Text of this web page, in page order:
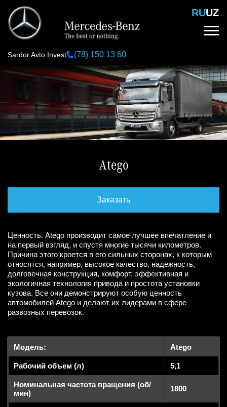
Перейти
основному
содержанию
RUUZ
Sardor Avto Invest (78) 150 13 60
Atego
Заказать
Ценность. Atego производит самое лучшее впечатление и
на первый взгляд, и спустя многие тысячи километров.
Причина этого кроется в его сильных сторонах, к которым
относятся, например, высокое качество, надежность,
долговечная конструкция, комфорт, эффективная и
экологичная технология привода и простота установки
кузова. Все они демонстрируют особую ценность
автомобилей Atego и делают их лидерами в сфере
развозных перевозок.
Модель: Atego
Рабочий объем (л) 5,1
Номинальная частота вращения (об/
мин)
1800